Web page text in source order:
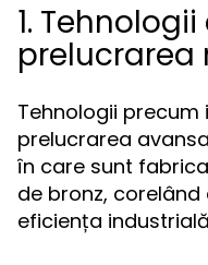
1.
prelucrarea
Tehnologii precum
prelucrarea
în care sunt
de bronz,
eficiența